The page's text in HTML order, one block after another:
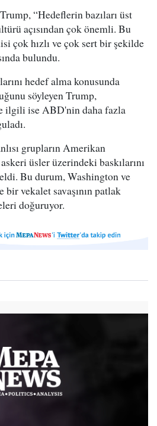
“Hedeflerin bazıları üst
açısından çok önemli. Bu
çok hızlı ve çok sert bir şekilde
bulundu.
hedef alma konusunda
söyleyen Trump,
ilgili ise ABD'nin daha fazla
grupların Amerikan
üsler üzerindeki baskılarını
Bu durum, Washington ve
bir vekalet savaşının patlak
doğuruyor.